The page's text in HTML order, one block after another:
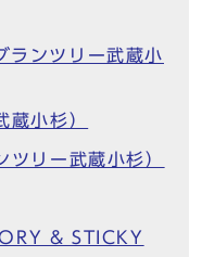
ンツリー武蔵小
蔵小杉）
ツリー武蔵小杉）
& STICKY